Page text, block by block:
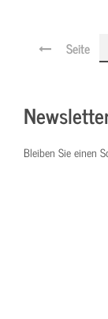
Seite
Bleiben Sie einen